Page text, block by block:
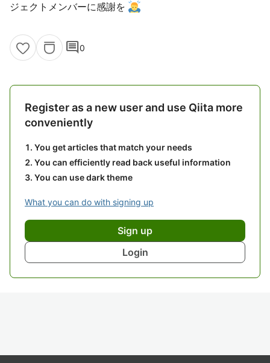
ジェクトメンバーに感謝を
comment0
Register as a new user and use Qiita more
conveniently
You get articles that match your needs
You can efficiently read back useful information
You can use dark theme
What you can do with signing up
Sign up
Login